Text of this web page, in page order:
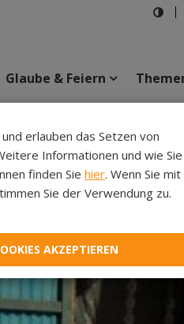
Glaube & Feiern
erlauben das Setzen von
Informationen und wie Sie
finden Sie hier. Wenn Sie
Sie der Verwendung zu.
AKZEPTIEREN